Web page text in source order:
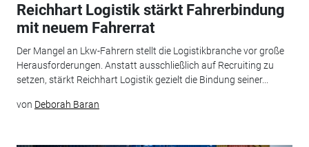
Reichhart Logistik stärkt Fahrerbindung
mit neuem Fahrerrat
Der Mangel an Lkw-Fahrern stellt die Logistikbranche vor große
Herausforderungen. Anstatt ausschließlich auf Recruiting zu
setzen, stärkt Reichhart Logistik gezielt die Bindung seiner...
von Deborah Baran